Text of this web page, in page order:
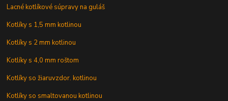
Lacné kotlíkové súpravy na guláš
Kotlíky s 1,5 mm kotlinou
Kotlíky s 2 mm kotlinou
Kotlíky s 4,0 mm roštom
Kotlíky so žiaruvzdor. kotlinou
Kotlíky so smaltovanou kotlinou